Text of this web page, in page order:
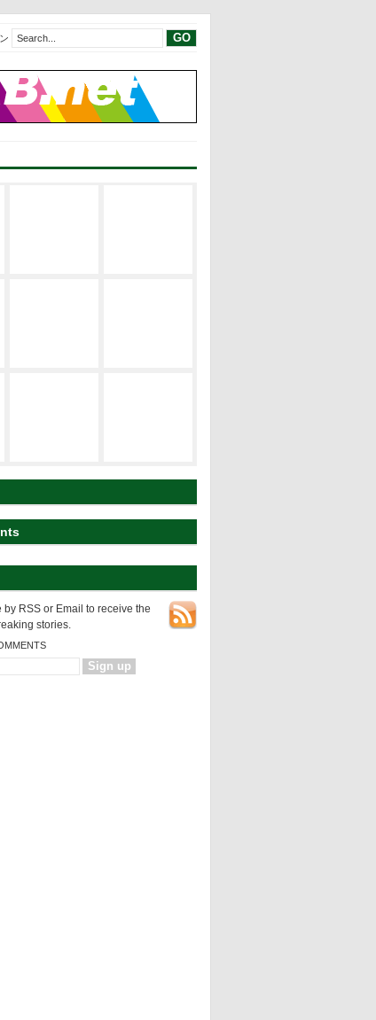
by RSS or Email to receive the
stories.